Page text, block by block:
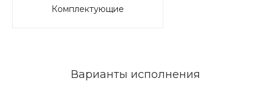
Комплектующие
Варианты исполнения